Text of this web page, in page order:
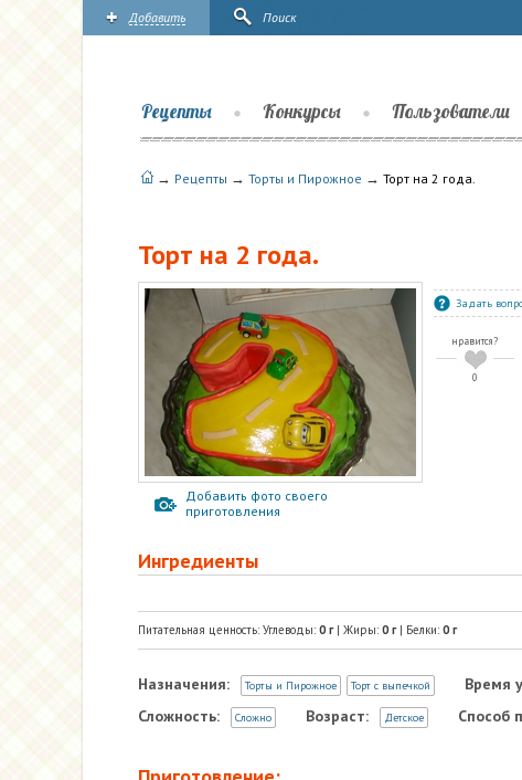
Добавить Поиск
Рецепты Конкурсы Пользователи
→ Рецепты → Торты и Пирожное → Торт на 2 года.
Торт на 2 года.
Добавить фото своего
приготовления
Задать
нравится?
0
Ингредиенты
Питательная ценность: Углеводы: 0г| Жиры: 0г| Белки: 0г
Назначения: Торты и Пирожное Торт с выпечкой Время
Сложность: Сложно Возраст: Детское Способ